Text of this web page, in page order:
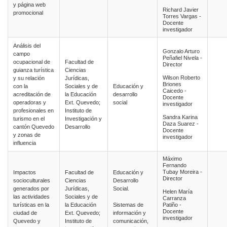
y página web
promocional
Richard Javier
Torres Vargas -
Docente
investigador
Análisis del
campo
ocupacional de
guianza turística
y su relación
con la
acreditación de
operadoras y
profesionales en
turismo en el
cantón Quevedo
y zonas de
influencia
Facultad de
Ciencias
Jurídicas,
Sociales y de
la Educación
Ext. Quevedo;
Instituto de
Investigación y
Desarrollo
Educación y
desarrollo
social
Gonzalo Arturo
Peñafiel Nivela -
Director
Wilson Roberto
Briones
Caicedo -
Docente
investigador
Sandra Karina
Daza Suarez -
Docente
investigador
Impactos
socioculturales
generados por
las actividades
turísticas en la
ciudad de
Quevedo y
Facultad de
Ciencias
Jurídicas,
Sociales y de
la Educación
Ext. Quevedo;
Instituto de
Educación y
Desarrollo
Social.
Sistemas de
información y
comunicación,
Máximo
Fernando
Tubay Moreira -
Director
Helen María
Carranza
Patiño -
Docente
investigador